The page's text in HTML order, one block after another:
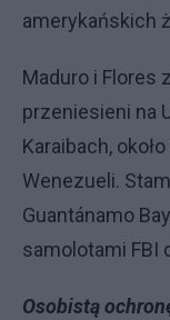
amerykańskich
Maduro i Flores
przeniesieni na
Karaibach,
Wenezueli.
Guantánamo
samolotami FBI
Osobistą